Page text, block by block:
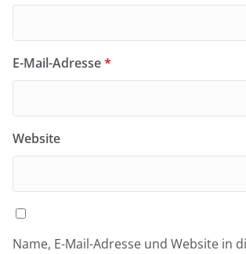
E-Mail-Adresse*
Website
Name, E-Mail-Adresse und Website in